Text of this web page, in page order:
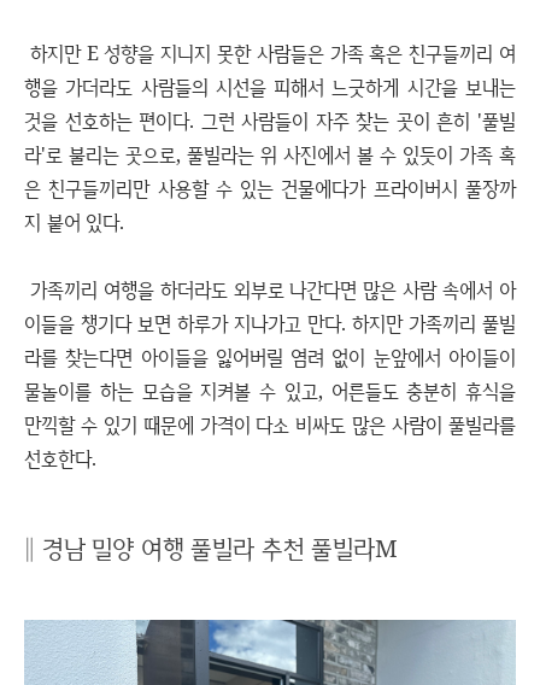
하지만 E 성향을 지니지 못한 사람들은 가족 혹은 친구들끼리 여
행을 가더라도 사람들의 시선을 피해서 느긋하게 시간을 보내는
것을 선호하는 편이다. 그런 사람들이 자주 찾는 곳이 흔히 '풀빌
라'로 불리는 곳으로, 풀빌라는 위 사진에서 볼 수 있듯이 가족 혹
은 친구들끼리만 사용할 수 있는 건물에다가 프라이버시 풀장까
지 붙어 있다.
가족끼리 여행을 하더라도 외부로 나간다면 많은 사람 속에서 아
이들을 챙기다 보면 하루가 지나가고 만다. 하지만 가족끼리 풀빌
라를 찾는다면 아이들을 잃어버릴 염려 없이 눈앞에서 아이들이
물놀이를 하는 모습을 지켜볼 수 있고, 어른들도 충분히 휴식을
만끽할 수 있기 때문에 가격이 다소 비싸도 많은 사람이 풀빌라를
선호한다.
∥ 경남 밀양 여행 풀빌라 추천 풀빌라M